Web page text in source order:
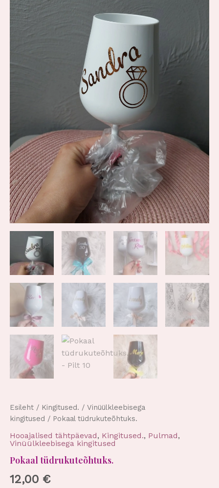
Esileht / Kingitused. / Vinüülkleebisega
kingitused / Pokaal tüdrukuteõhtuks.
Hooajalised tähtpäevad, Kingitused., Pulmad,
Vinüülkleebisega kingitused
Pokaal tüdrukuteõhtuks.
12,00 €